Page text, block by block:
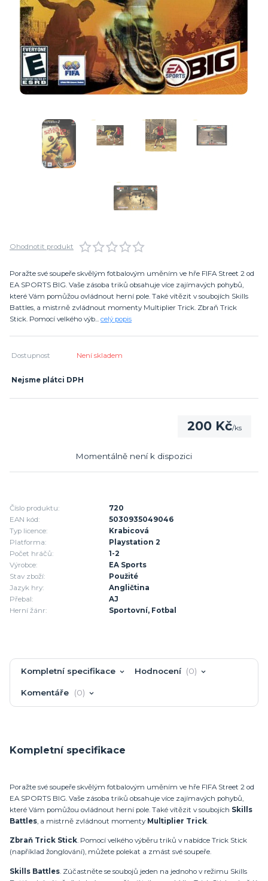
Ohodnotit produkt
Poražte své soupeře skvělým fotbalovým uměním ve hře FIFA Street 2 od
EA SPORTS BIG. Vaše zásoba triků obsahuje více zajímavých pohybů,
které Vám pomůžou ovládnout herní pole. Také vítězit v soubojích Skills
Battles, a mistrně zvládnout momenty Multiplier Trick. Zbraň Trick
Stick. Pomocí velkého výb... celý popis
Dostupnost Není skladem
Nejsme plátci DPH
200 Kč/ks
Momentálně není k dispozici
Číslo produktu:
720
EAN kód:
5030935049046
Typ licence:
Krabicová
Platforma:
Playstation 2
Počet hráčů:
1-2
Výrobce:
EA Sports
Stav zboží:
Použité
Jazyk hry:
Angličtina
Přebal:
AJ
Herní žánr:
Sportovní, Fotbal
Kompletní specifikace Hodnocení 0
Komentáře 0
Kompletní specifikace
Poražte své soupeře skvělým fotbalovým uměním ve hře FIFA Street 2 od
EA SPORTS BIG. Vaše zásoba triků obsahuje více zajímavých pohybů,
které Vám pomůžou ovládnout herní pole. Také vítězit v soubojích Skills
Battles, a mistrně zvládnout momenty Multiplier Trick.
Zbraň Trick Stick. Pomocí velkého výběru triků v nabídce Trick Stick
(například žonglování), můžete polekat a zmást své soupeře.
Skills Battles. Zúčastněte se soubojů jeden na jednoho v režimu Skills